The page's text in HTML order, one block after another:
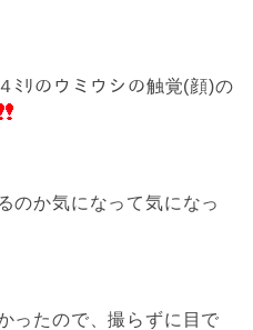
ﾐﾘのウミウシの触覚(顔)の
のか気になって気になっ
ったので、撮らずに目で